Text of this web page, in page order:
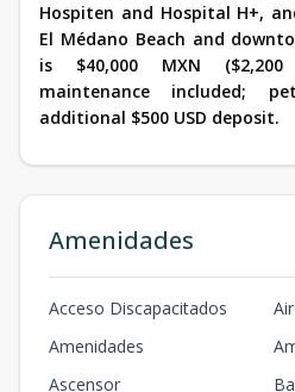
Hospiten and Hospital H+,
El Médano Beach and
is $40,000 MXN
maintenance included;
additional $500 USD deposit.
Amenidades
Acceso Discapacitados
Amenidades
Ascensor